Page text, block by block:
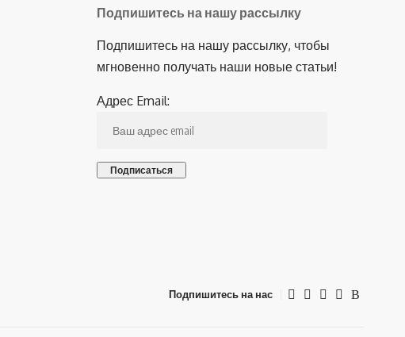
Подпишитесь на нашу рассылку
Подпишитесь на нашу рассылку, чтобы
мгновенно получать наши новые статьи!
Адрес Email:
Подпишитесь на нас